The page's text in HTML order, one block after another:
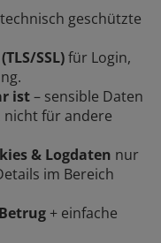
geschützte
SSL)für Login,
ist– sensible Daten
nicht für andere
& Logdaten nur
im Bereich
+ einfache